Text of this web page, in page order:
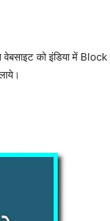
वेबसाइट को इंडिया में